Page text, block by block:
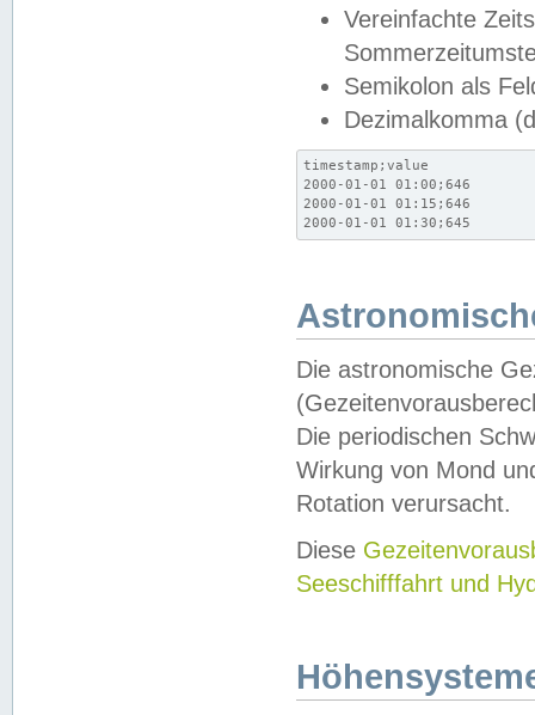
Vereinfachte
Semikolon als
Dezimalkomma
timestamp;value
2000-01-01 01:00;646
2000-01-01 01:15;646
2000-01-01 01:30;645
Die astronomische
Die periodischen
Wirkung von Mond
Rotation verursacht.
Diese
Seeschifffahrt und